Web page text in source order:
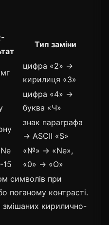
Тип заміни
цифра «2» →
кирилиця «З»
цифра «4» →
буква «Ч»
знак параграфа
→ ASCII «S»
«№» → «Ne»,
«0» → «О»
символів при
поганому контрасті.
кирилично-